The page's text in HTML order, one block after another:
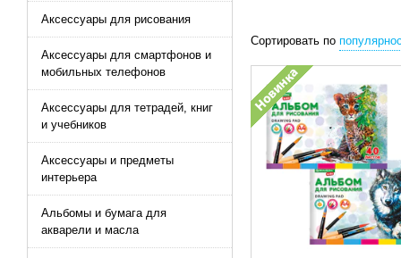
Сортировать по
Аксессуары для рисования
Аксессуары для смартфонов и
мобильных телефонов
Аксессуары для тетрадей, книг
и учебников
Аксессуары и предметы
интерьера
Альбомы и бумага для
акварели и масла